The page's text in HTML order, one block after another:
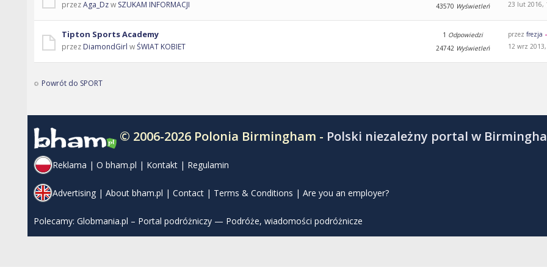
przezAga_Dzw SZUKAM INFORMACJI
43570 Wyświetleń
23 lut 2016,
Tipton Sports Academy
przez DiamondGirl wŚWIAT KOBIET
1 Odpowiedzi
24742 Wyświetleń
przezfrezja
12 wrz
Powrót do SPORT
© 2006-2026 Polonia Birmingham - Polski niezależny portal w
Reklama | O bham.pl | Kontakt | Regulamin
Advertising | About bham.pl | Contact | Terms & Conditions | Are you an employer?
Polecamy: Globmania.pl – Portal podróżniczy — Podróże, wiadomości podróżnicze